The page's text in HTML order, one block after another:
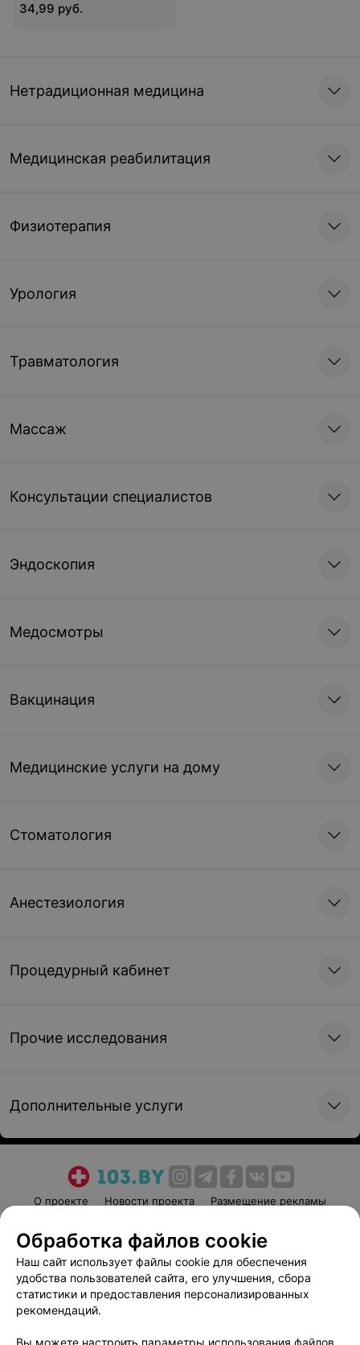
34,99 руб.
Нетрадиционная медицина
Медицинская реабилитация
Физиотерапия
Урология
Травматология
Массаж
Консультации специалистов
Эндоскопия
Медосмотры
Вакцинация
Медицинские услуги на дому
Стоматология
Анестезиология
Процедурный кабинет
Прочие исследования
Дополнительные услуги
О проекте Новости проекта
Размещение рекламы
Пользовательское соглашение
Способы оплаты
Вакансии
Партнеры
Написать руководителю 103.by
Обработка файлов cookie
Наш сайт использует файлы cookie для обеспечения
удобства пользователей сайта, его улучшения, сбора
статистики и предоставления персонализированных
рекомендаций.
Вы можете настроить параметры использования файлов